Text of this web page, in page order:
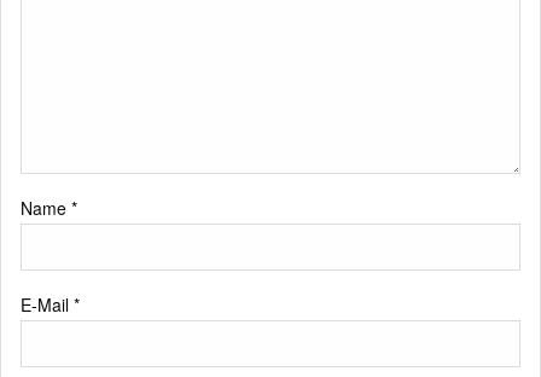
Name *
E-Mail *